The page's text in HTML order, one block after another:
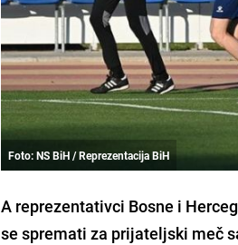
Foto: NS BiH / Reprezentacija BiH
A reprezentativci Bosne i
se spremati za prijateljski meč